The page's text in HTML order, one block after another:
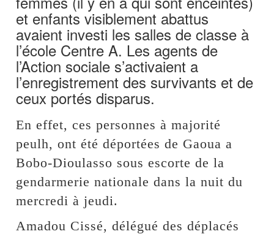
et enfants visiblement abattus
avaient investi les salles de classe à
l’école Centre A. Les agents de
l’Action sociale s’activaient a
l’enregistrement des survivants et de
ceux portés disparus.
En effet, ces personnes à majorité
peulh, ont été déportées de Gaoua a
Bobo-Dioulasso sous escorte de la
gendarmerie nationale dans la nuit du
mercredi à jeudi.
Amadou Cissé, délégué des déplacés